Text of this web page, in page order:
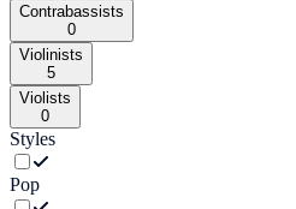
Contrabassists
0
Violinists
5
Violists
0
Styles
Pop